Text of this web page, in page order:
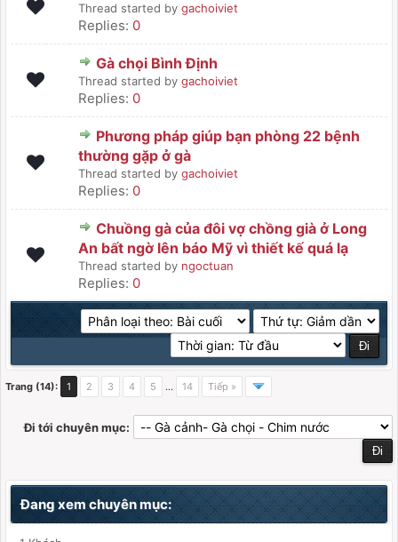
Thread started by gachoiviet
Replies: 0
Gà chọi Bình Định
Thread started by gachoiviet
Replies: 0
Phương pháp giúp bạn phòng 22 bệnh
thường gặp ở gà
Thread started by gachoiviet
Replies: 0
Chuồng gà của đôi vợ chồng già ở Long
An bất ngờ lên báo Mỹ vì thiết kế quá lạ
Thread started by ngoctuan
Replies: 0
Trang (14): 1 2 3 4 5 … 14 Tiếp »
Đi tới chuyên mục:
Đang xem chuyên mục: